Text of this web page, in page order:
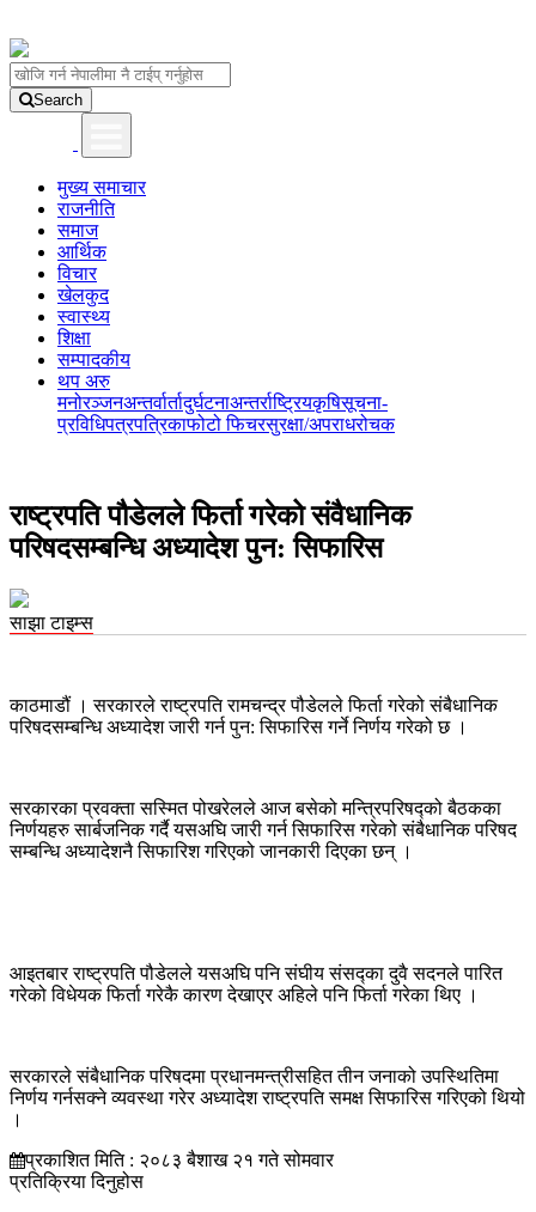
Search
मुख्य समाचार
राजनीति
समाज
आर्थिक
विचार
खेलकुद
स्वास्थ्य
शिक्षा
सम्पादकीय
थप अरु
मनोरञ्जनअन्तर्वार्तादुर्घटनाअन्तर्राष्ट्रियकृषिसूचना-
प्रविधिपत्रपत्रिकाफोटो फिचरसुरक्षा/अपराधरोचक
राष्ट्रपति पौडेलले फिर्ता गरेको संवैधानिक
परिषदसम्बन्धि अध्यादेश पुन: सिफारिस
साझा टाइम्स
काठमाडौं । सरकारले राष्ट्रपति रामचन्द्र पौडेलले फिर्ता गरेको संबैधानिक
परिषदसम्बन्धि अध्यादेश जारी गर्न पुन: सिफारिस गर्ने निर्णय गरेको छ ।
सरकारका प्रवक्ता सस्मित पोखरेलले आज बसेको मन्त्रिपरिषद्को बैठकका
निर्णयहरु सार्बजनिक गर्दै यसअघि जारी गर्न सिफारिस गरेको संबैधानिक परिषद
सम्बन्धि अध्यादेशनै सिफारिश गरिएको जानकारी दिएका छन् ।
आइतबार राष्ट्रपति पौडेलले यसअघि पनि संघीय संसद्का दुवै सदनले पारित
गरेको विधेयक फिर्ता गरेकै कारण देखाएर अहिले पनि फिर्ता गरेका थिए ।
सरकारले संबैधानिक परिषदमा प्रधानमन्त्रीसहित तीन जनाको उपस्थितिमा
निर्णय गर्नसक्ने व्यवस्था गरेर अध्यादेश राष्ट्रपति समक्ष सिफारिस गरिएको थियो
।
प्रकाशित मिति : २०८३ बैशाख २१ गते सोमवार
प्रतिक्रिया दिनुहोस